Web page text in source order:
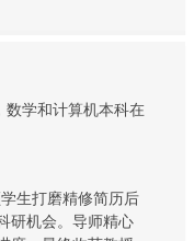
数学和计算机本科在
生打磨精修简历后
研机会。导师精心